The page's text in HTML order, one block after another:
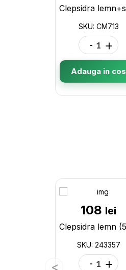
SKU: CM713
- +
Adauga in cos
108 lei
SKU: 243357
- +